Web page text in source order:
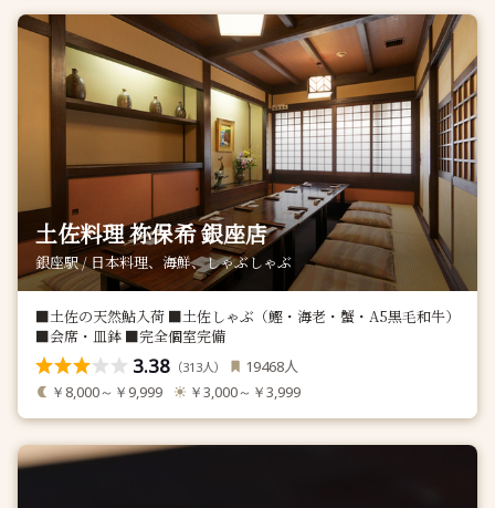
土佐料理 祢保希 銀座店
銀座駅 / 日本料理、海鮮、しゃぶしゃぶ
■土佐の天然鮎入荷 ■土佐しゃぶ（鰹・海老・蟹・A5黒毛和牛）
■会席・皿鉢 ■完全個室完備
3.38 （313人） 19468人
￥8,000～￥9,999 ￥3,000～￥3,999